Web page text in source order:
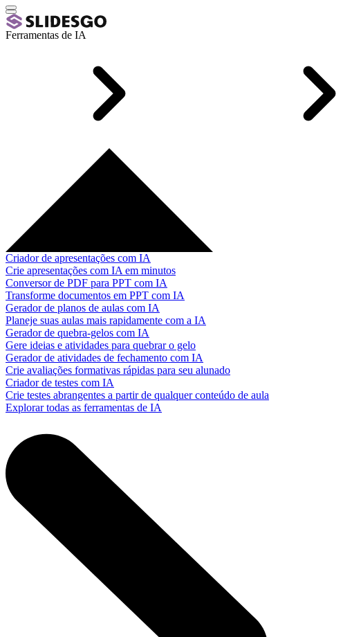
Ferramentas de IA
Criador de apresentações com IA
Crie apresentações com IA em minutos
Conversor de PDF para PPT com IA
Transforme documentos em PPT com IA
Gerador de planos de aulas com IA
Planeje suas aulas mais rapidamente com a IA
Gerador de quebra-gelos com IA
Gere ideias e atividades para quebrar o gelo
Gerador de atividades de fechamento com IA
Crie avaliações formativas rápidas para seu alunado
Criador de testes com IA
Crie testes abrangentes a partir de qualquer conteúdo de aula
Explorar todas as ferramentas de IA